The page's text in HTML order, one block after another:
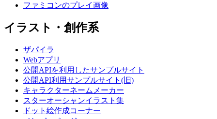
ファミコンのプレイ画像
イラスト・創作系
ザパイラ
Webアプリ
公開APIを利用したサンプルサイト
公開API利用サンプルサイト(旧)
キャラクターネームメーカー
スターオーシャンイラスト集
ドット絵作成コーナー